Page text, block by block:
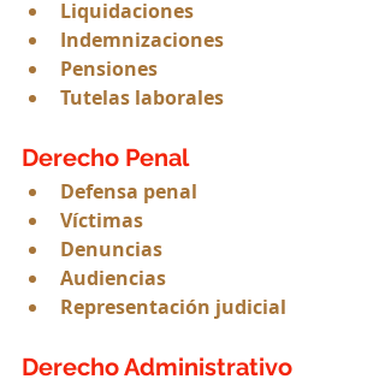
Liquidaciones
Indemnizaciones
Pensiones
Tutelas laborales
Derecho Penal
Defensa penal
Víctimas
Denuncias
Audiencias
Representación judicial
Derecho Administrativo